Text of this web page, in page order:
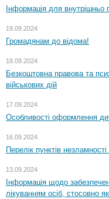
Інформація для внутрішньо
19.09.2024
Громадянам до відома!
18.09.2024
Безкоштовна правова та
військових дій
17.09.2024
Особливості оформлення
16.09.2024
Перелік пунктів
13.09.2024
Інформація щодо
лікуванням осіб, стосовно